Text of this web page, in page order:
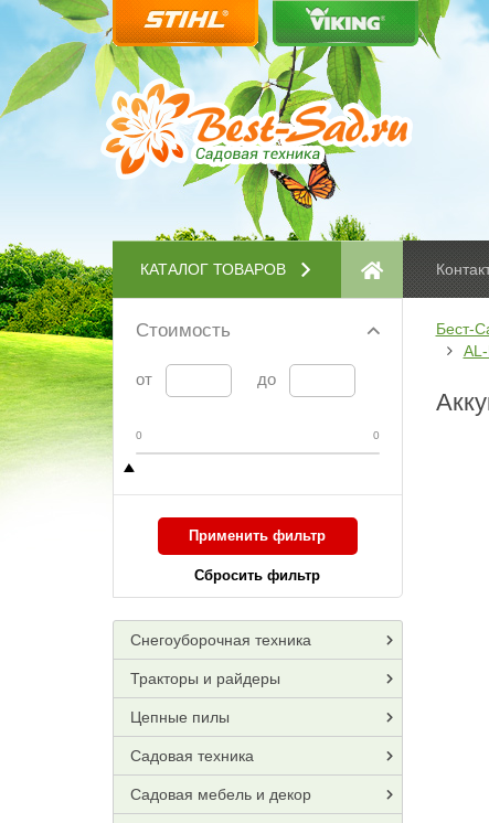
КАТАЛОГ ТОВАРОВ
Стоимость
от до
0 0
Применить фильтр
Сбросить фильтр
Снегоуборочная техника
Тракторы и райдеры
Цепные пилы
Садовая техника
Садовая мебель и декор
Бест-